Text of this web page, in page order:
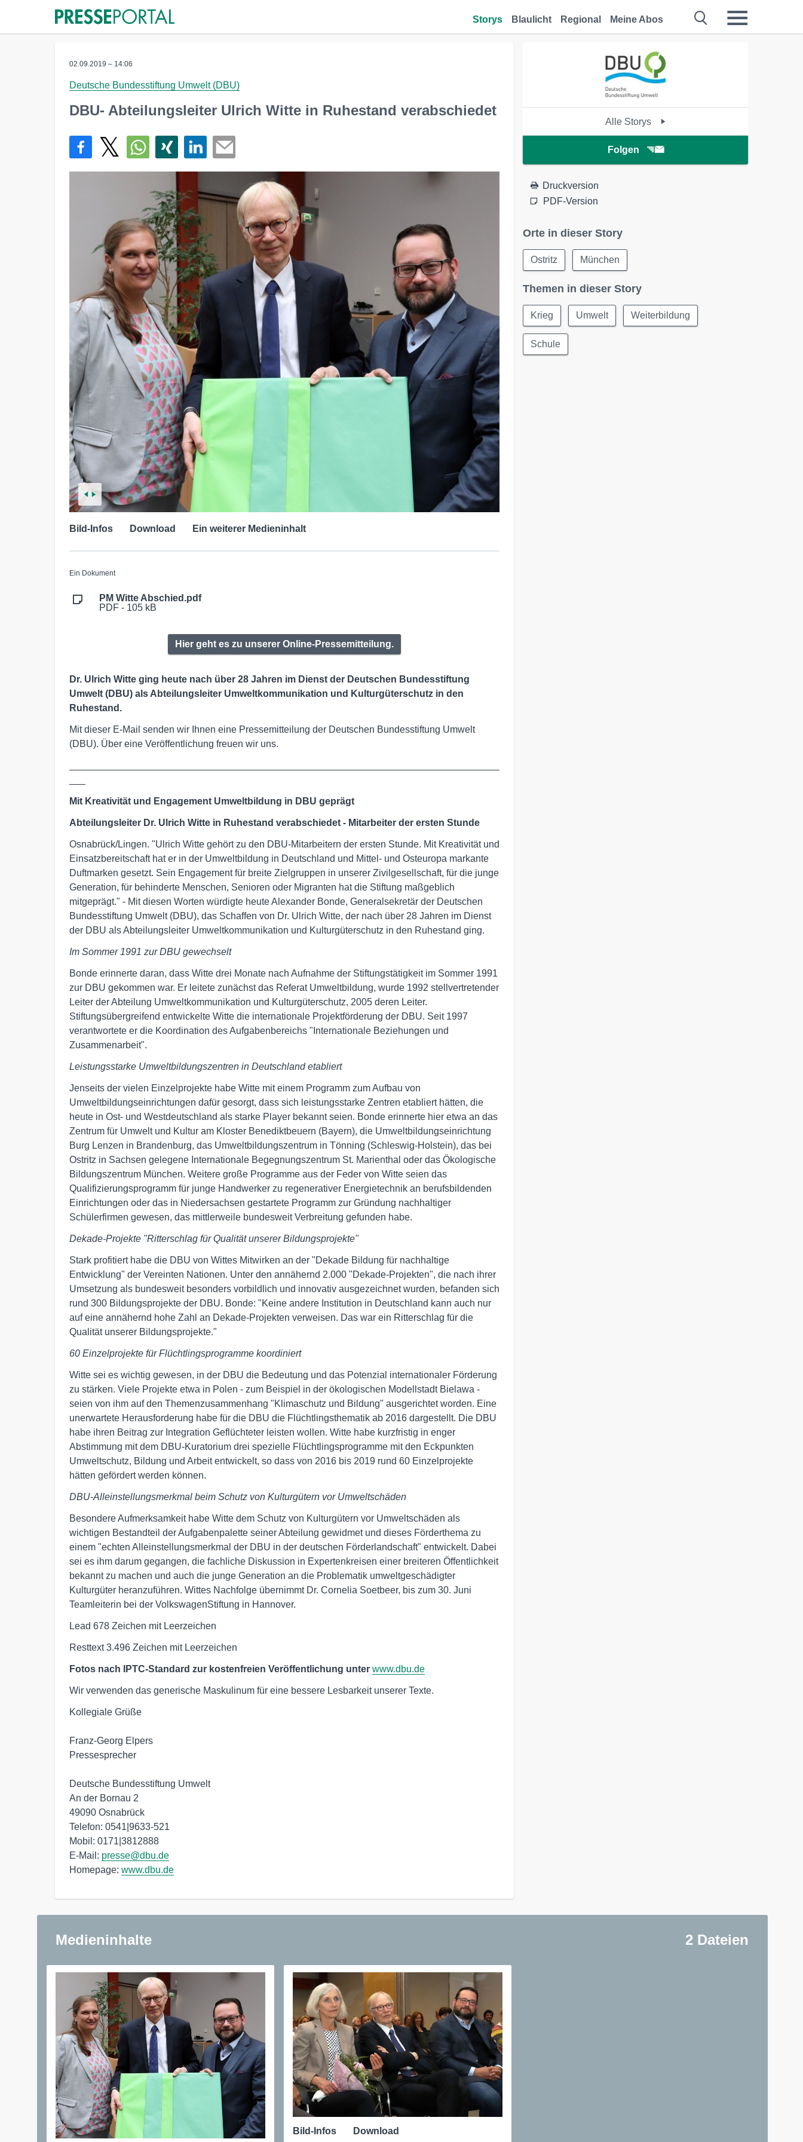
Storys Blaulicht Regional Meine Abos
02.09.2019 – 14:06
Deutsche Bundesstiftung Umwelt (DBU)
DBU- Abteilungsleiter Ulrich Witte in Ruhestand verabschiedet
Bild-Infos Download Ein weiterer Medieninhalt
Ein Dokument
PM Witte Abschied.pdf
PDF - 105 kB
Hier geht es zu unserer Online-Pressemitteilung.
Dr. Ulrich Witte ging heute nach über 28 Jahren im Dienst der Deutschen Bundesstiftung
Umwelt (DBU) als Abteilungsleiter Umweltkommunikation und Kulturgüterschutz in den
Ruhestand.
Mit dieser E-Mail senden wir Ihnen eine Pressemitteilung der Deutschen Bundesstiftung Umwelt
(DBU). Über eine Veröffentlichung freuen wir uns.
Mit Kreativität und Engagement Umweltbildung in DBU geprägt
Abteilungsleiter Dr. Ulrich Witte in Ruhestand verabschiedet - Mitarbeiter der ersten Stunde
Osnabrück/Lingen. "Ulrich Witte gehört zu den DBU-Mitarbeitern der ersten Stunde. Mit Kreativität und
Einsatzbereitschaft hat er in der Umweltbildung in Deutschland und Mittel- und Osteuropa markante
Duftmarken gesetzt. Sein Engagement für breite Zielgruppen in unserer Zivilgesellschaft, für die junge
Generation, für behinderte Menschen, Senioren oder Migranten hat die Stiftung maßgeblich
mitgeprägt." - Mit diesen Worten würdigte heute Alexander Bonde, Generalsekretär der Deutschen
Bundesstiftung Umwelt (DBU), das Schaffen von Dr. Ulrich Witte, der nach über 28 Jahren im Dienst
der DBU als Abteilungsleiter Umweltkommunikation und Kulturgüterschutz in den Ruhestand ging.
Im Sommer 1991 zur DBU gewechselt
Bonde erinnerte daran, dass Witte drei Monate nach Aufnahme der Stiftungstätigkeit im Sommer 1991
zur DBU gekommen war. Er leitete zunächst das Referat Umweltbildung, wurde 1992 stellvertretender
Leiter der Abteilung Umweltkommunikation und Kulturgüterschutz, 2005 deren Leiter.
Stiftungsübergreifend entwickelte Witte die internationale Projektförderung der DBU. Seit 1997
verantwortete er die Koordination des Aufgabenbereichs "Internationale Beziehungen und
Zusammenarbeit".
Leistungsstarke Umweltbildungszentren in Deutschland etabliert
Jenseits der vielen Einzelprojekte habe Witte mit einem Programm zum Aufbau von
Umweltbildungseinrichtungen dafür gesorgt, dass sich leistungsstarke Zentren etabliert hätten, die
heute in Ost- und Westdeutschland als starke Player bekannt seien. Bonde erinnerte hier etwa an das
Zentrum für Umwelt und Kultur am Kloster Benediktbeuern (Bayern), die Umweltbildungseinrichtung
Burg Lenzen in Brandenburg, das Umweltbildungszentrum in Tönning (Schleswig-Holstein), das bei
Ostritz in Sachsen gelegene Internationale Begegnungszentrum St. Marienthal oder das Ökologische
Bildungszentrum München. Weitere große Programme aus der Feder von Witte seien das
Qualifizierungsprogramm für junge Handwerker zu regenerativer Energietechnik an berufsbildenden
Einrichtungen oder das in Niedersachsen gestartete Programm zur Gründung nachhaltiger
Schülerfirmen gewesen, das mittlerweile bundesweit Verbreitung gefunden habe.
Dekade-Projekte "Ritterschlag für Qualität unserer Bildungsprojekte"
Stark profitiert habe die DBU von Wittes Mitwirken an der "Dekade Bildung für nachhaltige
Entwicklung" der Vereinten Nationen. Unter den annähernd 2.000 "Dekade-Projekten", die nach ihrer
Umsetzung als bundesweit besonders vorbildlich und innovativ ausgezeichnet wurden, befanden sich
rund 300 Bildungsprojekte der DBU. Bonde: "Keine andere Institution in Deutschland kann auch nur
auf eine annähernd hohe Zahl an Dekade-Projekten verweisen. Das war ein Ritterschlag für die
Qualität unserer Bildungsprojekte."
60 Einzelprojekte für Flüchtlingsprogramme koordiniert
Witte sei es wichtig gewesen, in der DBU die Bedeutung und das Potenzial internationaler Förderung
zu stärken. Viele Projekte etwa in Polen - zum Beispiel in der ökologischen Modellstadt Bielawa -
seien von ihm auf den Themenzusammenhang "Klimaschutz und Bildung" ausgerichtet worden. Eine
unerwartete Herausforderung habe für die DBU die Flüchtlingsthematik ab 2016 dargestellt. Die DBU
habe ihren Beitrag zur Integration Geflüchteter leisten wollen. Witte habe kurzfristig in enger
Abstimmung mit dem DBU-Kuratorium drei spezielle Flüchtlingsprogramme mit den Eckpunkten
Umweltschutz, Bildung und Arbeit entwickelt, so dass von 2016 bis 2019 rund 60 Einzelprojekte
hätten gefördert werden können.
DBU-Alleinstellungsmerkmal beim Schutz von Kulturgütern vor Umweltschäden
Besondere Aufmerksamkeit habe Witte dem Schutz von Kulturgütern vor Umweltschäden als
wichtigen Bestandteil der Aufgabenpalette seiner Abteilung gewidmet und dieses Förderthema zu
einem "echten Alleinstellungsmerkmal der DBU in der deutschen Förderlandschaft" entwickelt. Dabei
sei es ihm darum gegangen, die fachliche Diskussion in Expertenkreisen einer breiteren Öffentlichkeit
bekannt zu machen und auch die junge Generation an die Problematik umweltgeschädigter
Kulturgüter heranzuführen. Wittes Nachfolge übernimmt Dr. Cornelia Soetbeer, bis zum 30. Juni
Teamleiterin bei der VolkswagenStiftung in Hannover.
Lead 678 Zeichen mit Leerzeichen
Resttext 3.496 Zeichen mit Leerzeichen
Fotos nach IPTC-Standard zur kostenfreien Veröffentlichung unter www.dbu.de
Wir verwenden das generische Maskulinum für eine bessere Lesbarkeit unserer Texte.
Kollegiale Grüße
Franz-Georg Elpers
Pressesprecher
Deutsche Bundesstiftung Umwelt
An der Bornau 2
49090 Osnabrück
Telefon: 0541|9633-521
Mobil: 0171|3812888
E-Mail: presse@dbu.de
Homepage: www.dbu.de
Alle Storys
Folgen
Druckversion
PDF-Version
Orte in dieser Story
Ostritz München
Themen in dieser Story
Krieg Umwelt Weiterbildung
Schule
Medieninhalte 2 Dateien
Bild-Infos Download